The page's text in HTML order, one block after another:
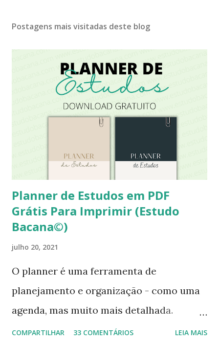
Postagens mais visitadas deste blog
Planner de Estudos em PDF
Grátis Para Imprimir (Estudo
Bacana©)
julho 20, 2021
O planner é uma ferramenta de
planejamento e organização - como uma
agenda, mas muito mais detalhada.
Utilizar um planner específico para os
COMPARTILHAR 33 COMENTÁRIOS LEIA MAIS